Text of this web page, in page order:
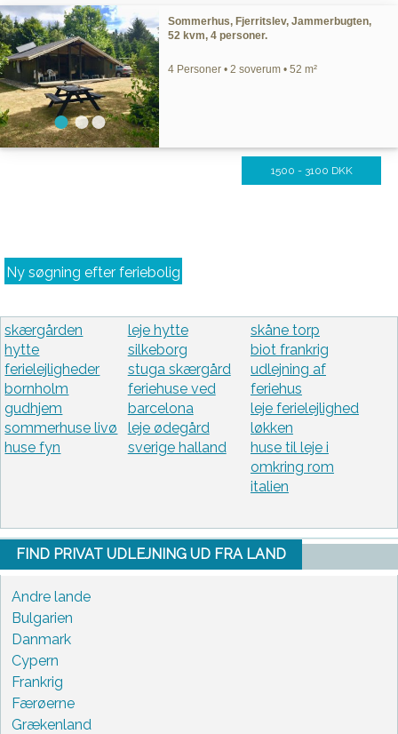
Sommerhus, Fjerritslev, Jammerbugten,
52 kvm, 4 personer.
4 Personer • 2 soverum • 52 m²
1500 - 3100 DKK
Ny søgning efter feriebolig
skærgården
hytte
ferielejligheder
bornholm
gudhjem
sommerhuse livø
huse fyn
leje hytte
silkeborg
stuga skærgård
feriehuse ved
barcelona
leje ødegård
sverige halland
skåne torp
biot frankrig
udlejning af
feriehus
leje ferielejlighed
løkken
huse til leje i
omkring rom
italien
FIND PRIVAT UDLEJNING UD FRA LAND
Andre lande
Bulgarien
Danmark
Cypern
Frankrig
Færøerne
Grækenland